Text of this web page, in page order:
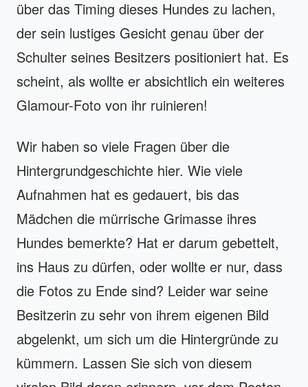
über das Timing dieses Hundes zu lachen,
der sein lustiges Gesicht genau über der
Schulter seines Besitzers positioniert hat. Es
scheint, als wollte er absichtlich ein weiteres
Glamour-Foto von ihr ruinieren!
Wir haben so viele Fragen über die
Hintergrundgeschichte hier. Wie viele
Aufnahmen hat es gedauert, bis das
Mädchen die mürrische Grimasse ihres
Hundes bemerkte? Hat er darum gebettelt,
ins Haus zu dürfen, oder wollte er nur, dass
die Fotos zu Ende sind? Leider war seine
Besitzerin zu sehr von ihrem eigenen Bild
abgelenkt, um sich um die Hintergründe zu
kümmern. Lassen Sie sich von diesem